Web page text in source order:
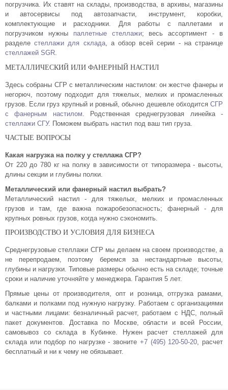
погрузчика. Их ставят на склады, производства, в архивы, магазины
и автосервисы под автозапчасти, инструмент, коробки,
комплектующие и расходники. Для работы с паллетами и
погрузчиком нужны паллетные стеллажи; весь ассортимент - в
разделестеллажи для склада, а обзор всей серии - на странице
стеллажей SGR.
МЕТАЛЛИЧЕСКИЙ ИЛИ ФАНЕРНЫЙ НАСТИЛ
Здесь собраны СГР с металлическим настилом: он жестче фанеры и
негорюч, поэтому подходит для тяжелых, мелких и промасленных
грузов. Если груз крупный и ровный, обычно дешевле обходится СГР
с фанерным настилом . Родственная среднегрузовая линейка -
стеллажи СГУ. Поможем выбрать настил под ваш тип груза.
ЧАСТЫЕ ВОПРОСЫ
Какая нагрузка на полку у стеллажа СГР?
От 220 до 780 кг на полку в зависимости от типоразмера - высоты,
длины секции и глубины полки.
Металлический или фанерный настил выбрать?
Металлический настил - для тяжелых, мелких и промасленных
грузов и там, где важна пожаробезопасность; фанерный - для
крупных ровных грузов, когда нужно сэкономить.
ПРОИЗВОДСТВО И УСЛОВИЯ ДЛЯ БИЗНЕСА
Среднегрузовые стеллажи СГР мы делаем на своем производстве, а
не перепродаем, поэтому беремся за нестандартные высоты,
глубины и нагрузки. Типовые размеры обычно есть на складе; точные
сроки и наличие уточняйте у менеджера. Гарантия 5 лет.
Прямые цены от производителя, опт и розница, отгрузка рамами,
балками и полками под нужную нагрузку. Работаем с организациями
и частными лицами: безналичный расчет, работаем с НДС, полный
пакет документов. Доставка по Москве, области и всей России,
самовывоз со склада в Кубинке. Нужен расчет стеллажей для
склада или подбор по нагрузке - звоните +7 (495) 120-50-20 , расчет
бесплатный и ни к чему не обязывает.